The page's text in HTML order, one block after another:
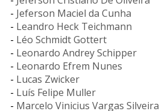
- Jeferson Maciel da Cunha
- Leandro Heck Teichmann
- Léo Schmidt Gottert
- Leonardo Andrey Schipper
- Leonardo Efrem Nunes
- Lucas Zwicker
- Luís Felipe Muller
- Marcelo Vinicius Vargas Silveira